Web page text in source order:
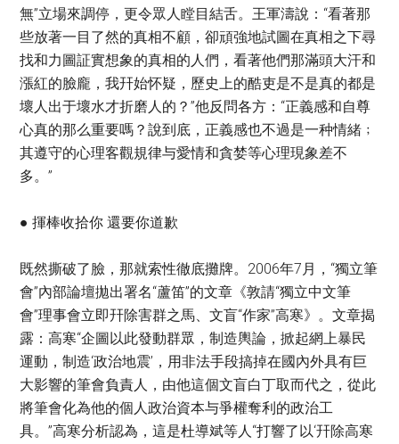
無”立場來調停，更令眾人瞠目結舌。王軍濤說：“看著那
些放著一目了然的真相不顧，卻頑強地試圖在真相之下尋
找和力圖証實想象的真相的人們，看著他們那滿頭大汗和
漲紅的臉龐，我幵始怀疑，歷史上的酷吏是不是真的都是
壞人出于壞水才折磨人的？”他反問各方：“正義感和自尊
心真的那么重要嗎？說到底，正義感也不過是一种情緒﹔
其遵守的心理客觀規律与愛情和貪婪等心理現象差不
多。”
● 揮棒收拾你 還要你道歉
既然撕破了臉，那就索性徹底攤牌。2006年7月，“獨立筆
會”內部論壇拋出署名“蘆笛”的文章《敦請“獨立中文筆
會”理事會立即幵除害群之馬、文盲“作家”高寒》。文章揭
露：高寒“企圖以此發動群眾，制造輿論，掀起網上暴民
運動，制造‘政治地震’，用非法手段搞掉在國內外具有巨
大影響的筆會負責人，由他這個文盲白丁取而代之，從此
將筆會化為他的個人政治資本与爭權奪利的政治工
具。”高寒分析認為，這是杜導斌等人“打響了以‘幵除高寒